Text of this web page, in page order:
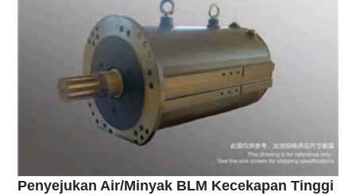
Penyejukan Air/Minyak BLM Kecekapan Tinggi